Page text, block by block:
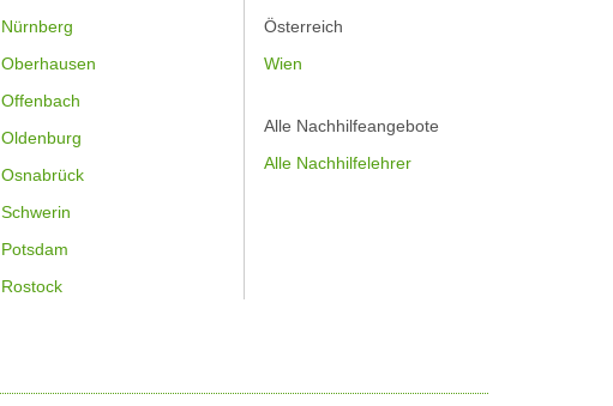
Nürnberg
Oberhausen
Offenbach
Oldenburg
Osnabrück
Schwerin
Potsdam
Rostock
Österreich
Wien
Alle Nachhilfeangebote
Alle Nachhilfelehrer